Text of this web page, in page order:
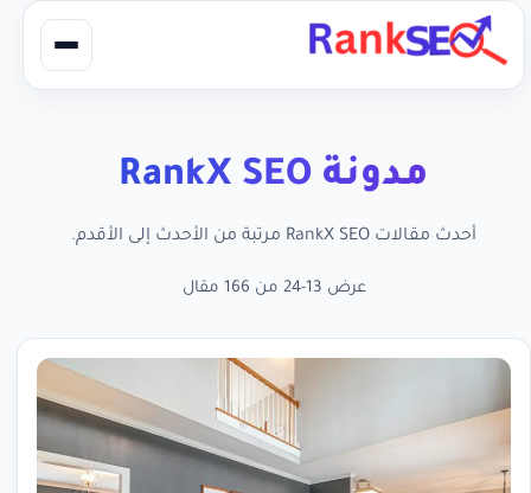
مدونة RankX SEO
أحدث مقالات RankX SEO مرتبة من الأحدث إلى الأقدم.
عرض 13-24 من 166 مقال